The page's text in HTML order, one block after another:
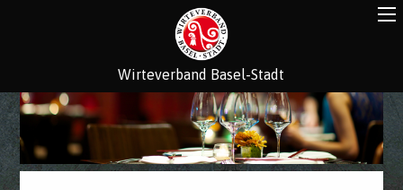
Wirteverband Basel-Stadt